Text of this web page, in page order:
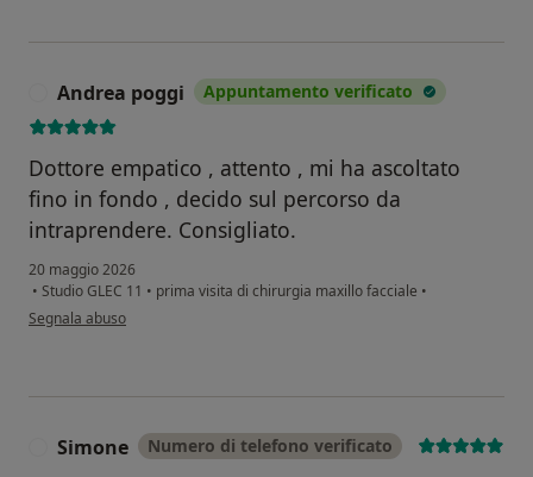
Andrea poggi Appuntamento verificato
Dottore empatico , attento , mi ha ascoltato
fino in fondo , decido sul percorso da
intraprendere. Consigliato.
20 maggio 2026
• Studio GLEC 11 • prima visita di chirurgia maxillo facciale •
secondo l'opinione dell'utente Andrea poggi
Segnala abuso
Simone Numero di telefono verificato